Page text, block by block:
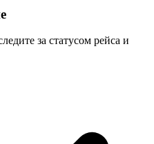
за статусом рейса и